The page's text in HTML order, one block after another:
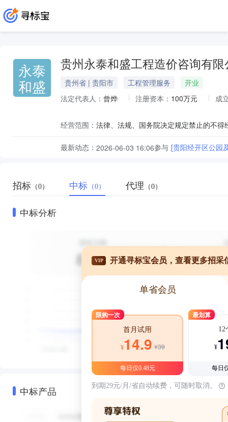
永泰
和盛
贵州永泰和盛工程造价咨询有限
贵州省 | 贵阳市 工程管理服务
开业
法定代表人： 曾烨 注册资本： 100万元 成
经营范围：
最新动态： 2026-06-03 16:06参与 [贵阳经开区公园
招标 （0） 中标 （0） 代理 （0）
中标分析
中标产品
VIP 开通寻标宝会员，查看更多招采
单省会员
限购一次
首月试用
¥14.9 ¥39
每日仅0.48元
最划算
12
¥
每日
到期29元/月/省自动续费，可随时取消。